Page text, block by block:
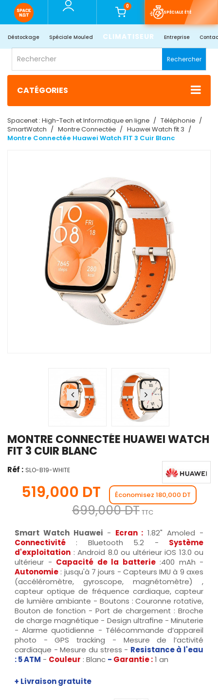
0
SPÉCIALE ÉTÉ
Déstockage Spéciale Mouled CLIMATISEUR Entreprise
Rechercher
CATÉGORIES
Spacenet : High-Tech et Informatique en ligne
Téléphonie
SmartWatch
Montre Connectée
Huawei Watch fit 3
Montre Connectée Huawei Watch FIT 3 Cuir Blanc
MONTRE CONNECTÉE HUAWEI WATCH
FIT 3 CUIR BLANC
Réf : SLO-B19-WHITE
519,000 DT Économisez 180,000 DT
699,000 DT TTC
Smart Watch Huawei - Ecran : 1.82" Amoled -
Connectivité
: Bluetooth 5.2 - Système
d'exploitation : Android 8.0 ou ultérieur iOS 13.0 ou
ultérieur - Capacité de la batterie:400 mAh -
Autonomie : jusqu'à 7 jours - Capteurs IMU à 9 axes
(accéléromètre, gyroscope, magnétomètre) ,
capteur optique de fréquence cardiaque, capteur
de lumière ambiante - Boutons : Couronne rotative,
Bouton de fonction - Port de chargement : Broche
de charge magnétique - Design ultrafine - Minuterie
- Alarme quotidienne - Télécommande d’appareil
photo - GPS tracking - Mesure de l’activité
cardiaque - Mesure du stress - Resistance à l'eau
: 5 ATM - Couleur : Blanc - Garantie :1 an
+ Livraison gratuite